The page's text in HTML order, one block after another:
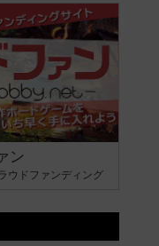
ン
ウドファンディング